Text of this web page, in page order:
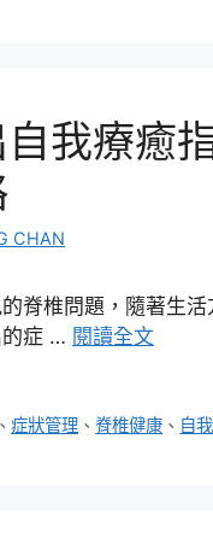
我療癒
CHAN
脊椎問題，隨著生
的症 … 閱讀全文
、症狀管理 、脊椎健康 、 自